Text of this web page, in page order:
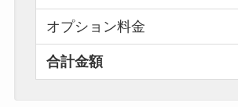
オプション料金
合計金額